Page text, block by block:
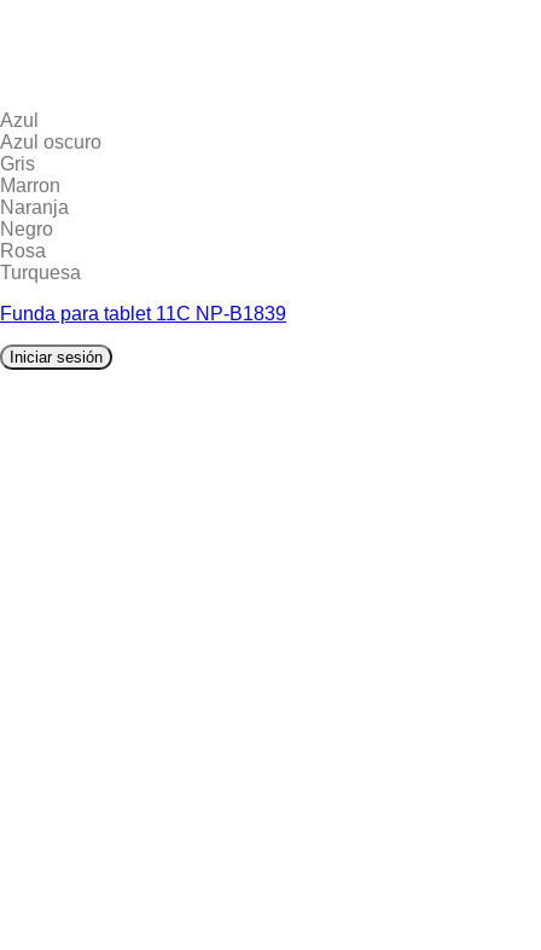
Azul
Azul oscuro
Gris
Marron
Naranja
Negro
Rosa
Turquesa
Funda para tablet 11C NP-B1839
Iniciar sesión